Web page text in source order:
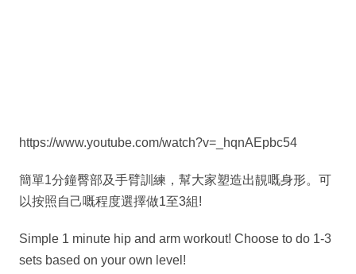
https://www.youtube.com/watch?v=_hqnAEpbc54
簡單1分鐘臀部及手臂訓練，幫大家塑造出靚嘅身形。可
以按照自己嘅程度選擇做1至3組!
Simple 1 minute hip and arm workout! Choose to do 1-3
sets based on your own level!